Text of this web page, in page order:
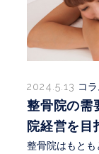
2024.5.13 コ
整骨院の需
院経営を目
整骨院はもと